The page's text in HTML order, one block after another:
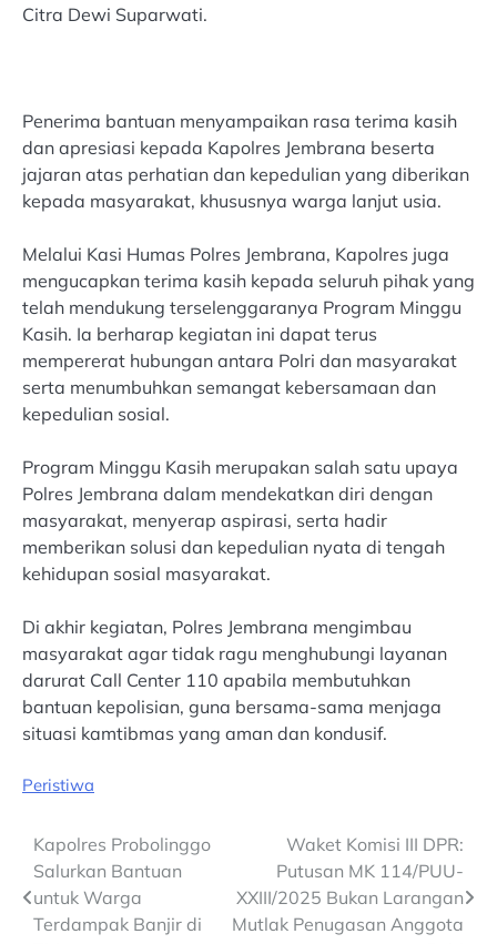
Citra Dewi Suparwati.
Penerima bantuan menyampaikan rasa terima kasih
dan apresiasi kepada Kapolres Jembrana beserta
jajaran atas perhatian dan kepedulian yang diberikan
kepada masyarakat, khususnya warga lanjut usia.
Melalui Kasi Humas Polres Jembrana, Kapolres juga
mengucapkan terima kasih kepada seluruh pihak yang
telah mendukung terselenggaranya Program Minggu
Kasih. Ia berharap kegiatan ini dapat terus
mempererat hubungan antara Polri dan masyarakat
serta menumbuhkan semangat kebersamaan dan
kepedulian sosial.
Program Minggu Kasih merupakan salah satu upaya
Polres Jembrana dalam mendekatkan diri dengan
masyarakat, menyerap aspirasi, serta hadir
memberikan solusi dan kepedulian nyata di tengah
kehidupan sosial masyarakat.
Di akhir kegiatan, Polres Jembrana mengimbau
masyarakat agar tidak ragu menghubungi layanan
darurat Call Center 110 apabila membutuhkan
bantuan kepolisian, guna bersama-sama menjaga
situasi kamtibmas yang aman dan kondusif.
Peristiwa
Post
navigation
Kapolres Probolinggo
Salurkan Bantuan
untuk Warga
Terdampak Banjir di
Waket Komisi III DPR:
Putusan MK 114/PUU-
XXIII/2025 Bukan Larangan
Mutlak Penugasan Anggota